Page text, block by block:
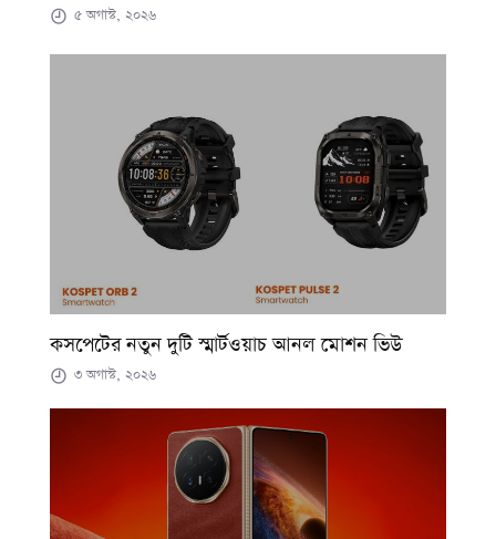
৫ অগাস্ট, ২০২৬
কসপেটের নতুন দুটি স্মার্টওয়াচ আনল মোশন ভিউ
৩ অগাস্ট, ২০২৬